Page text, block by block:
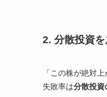
2. 分散投資
「この株が絶対
失敗率は分散投資